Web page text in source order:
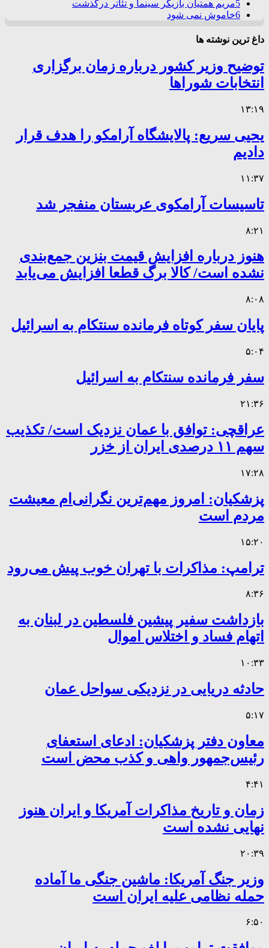
5مریم همتیان بازیگر سینما و تئاتر درگذشت
6خاموش نمی شود
داغ ترین نوشته ها
توضیح وزیر کشور درباره زمان برگزاری
انتخابات شوراها
۱۳:۱۹
یحیی سریع: پالایشگاه آرامکو را هدف قرار
دادیم
۱۱:۳۷
تاسیسات آرامکوی عربستان منفجر شد
۸:۲۱
هنوز درباره افزایش قیمت بنزین جمع‌بندی
نشده است/ کالا برگ قطعا افزایش می‌یابد
۸:۰۸
پایان سفر کوتاه فرمانده سنتکام به اسرائیل
۵:۰۴
سفر فرمانده سنتکام به اسرائیل
۲۱:۳۶
عراقچی: توافق با عمان نزدیک است/ تکذیب
سهم ۱۱ درصدی ایران از خزر
۱۷:۲۸
پزشکیان: امروز مهم‌ترین نگرانی‌ام معیشت
مردم است
۱۵:۲۰
ترامپ: مذاکرات با تهران خوب پیش می‌رود
۸:۳۶
بازداشت سفیر پیشین فلسطین در لبنان به
اتهام فساد و اختلاس اموال
۱۰:۳۳
حادثه دریایی در نزدیکی سواحل عمان
۵:۱۷
معاون دفتر پزشکیان: ادعای استعفای
رئیس‌جمهور واهی و کذب محض است
۴:۴۱
زمان و تاریخ مذاکرات آمریکا و ایران هنوز
نهایی نشده است
۲۰:۳۹
وزیر جنگ آمریکا: ماشین جنگی ما آماده
حمله نظامی علیه ایران است
۶:۵۰